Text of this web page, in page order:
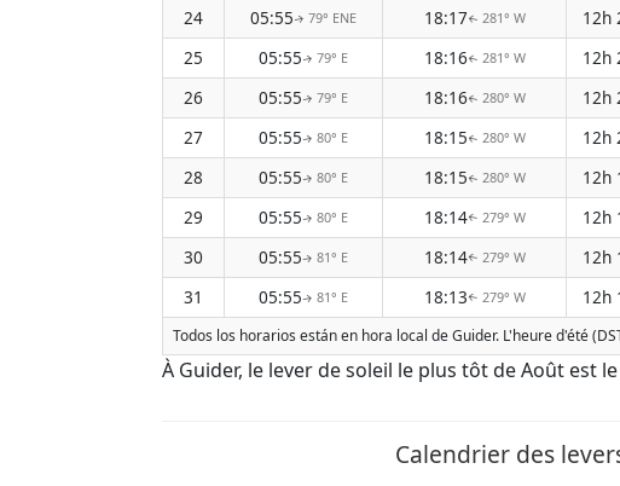
24
05:55↑ 79° ENE 18:17↑ 281° W 12h
25
05:55↑ 79° E 18:16↑ 281° W 12h
26
05:55↑ 79° E 18:16↑ 280° W 12h
27
05:55↑ 80° E 18:15↑ 280° W 12h
28
05:55↑ 80° E 18:15↑ 280° W 12h
29
05:55↑ 80° E 18:14↑ 279° W 12h
30
05:55↑ 81° E 18:14↑ 279° W 12h
31
05:55↑ 81° E 18:13↑ 279° W 12h
Todos los horarios están en hora local de Guider. L'heure d'été
À Guider, le lever de soleil le plus tôt de Août est
Calendrier des